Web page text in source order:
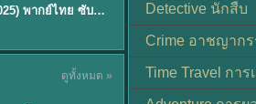
Silent Tides คลื่นลมลวง (2025) พากย์ไทย ซับไทย EP.1-31
ดูทั้งหมด »
Detective นักสืบ
Crime อาชญาก
Time Travel กา